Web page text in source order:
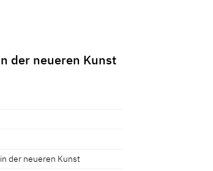
der neueren Kunst
der neueren Kunst